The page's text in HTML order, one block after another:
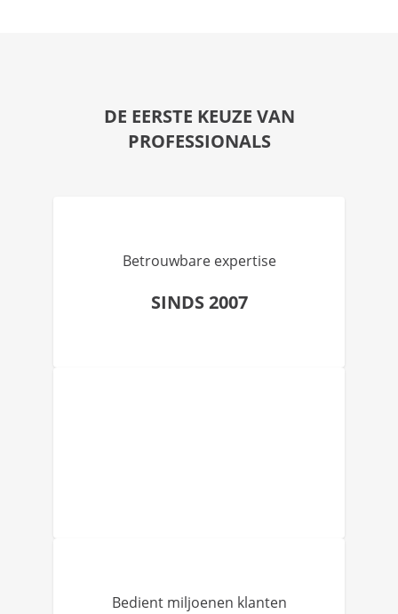
DE EERSTE KEUZE VAN
PROFESSIONALS
Betrouwbare expertise
SINDS 2007
Bedient miljoenen klanten